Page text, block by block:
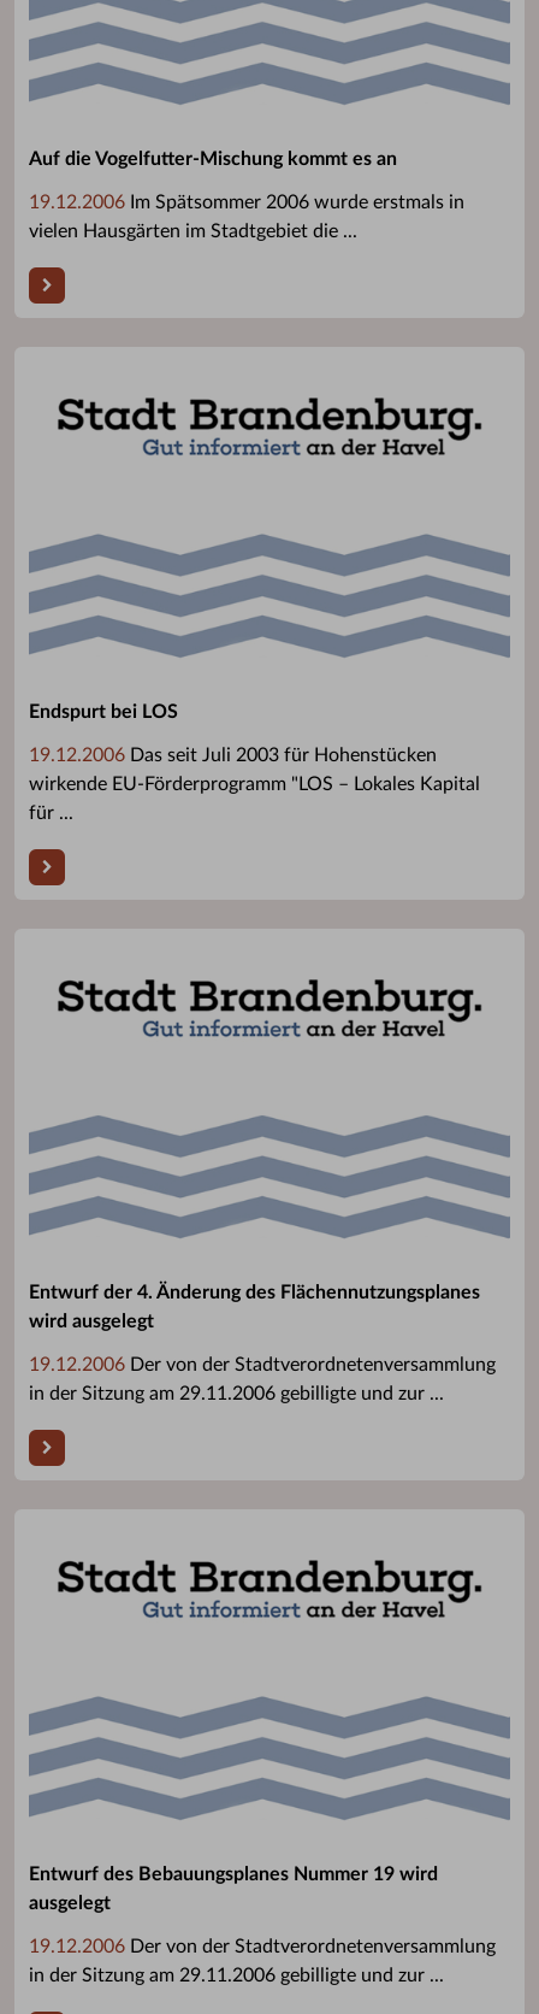
Auf die Vogelfutter-Mischung kommt es an
19.12.2006 Im Spätsommer 2006 wurde erstmals in
vielen Hausgärten im Stadtgebiet die ...
Endspurt bei LOS
19.12.2006 Das seit Juli 2003 für Hohenstücken
wirkende EU-Förderprogramm "LOS – Lokales Kapital
für ...
Entwurf der 4. Änderung des Flächennutzungsplanes
wird ausgelegt
19.12.2006 Der von der Stadtverordnetenversammlung
in der Sitzung am 29.11.2006 gebilligte und zur ...
Entwurf des Bebauungsplanes Nummer 19 wird
ausgelegt
19.12.2006 Der von der Stadtverordnetenversammlung
in der Sitzung am 29.11.2006 gebilligte und zur ...